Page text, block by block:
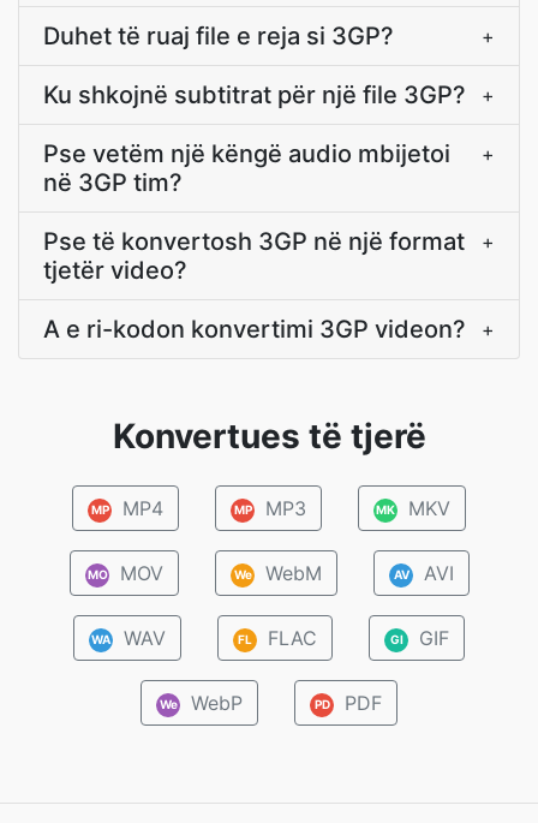
Duhet të ruaj file e reja si 3GP? +
Ku shkojnë subtitrat për një file 3GP? +
Pse vetëm një këngë audio mbijetoi
në 3GP tim?
+
Pse të konvertosh 3GP në një format
tjetër video?
+
A e ri-kodon konvertimi 3GP videon? +
Konvertues të tjerë
MP MP4 MP MP3 MK MKV
MO MOV We WebM AV AVI
WA WAV FL FLAC GI GIF
We WebP PD PDF